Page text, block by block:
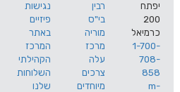
רבין
בי"ס
מוריה
מרכז
עלה
צרכים
מיוחדים
נגישות
פיזיים
באתר
המרכז
הקהילתי
השלוחות
שלנו
הצהרת
נגישות
מדיניות
פרטיות
ניוזלטר
החודש